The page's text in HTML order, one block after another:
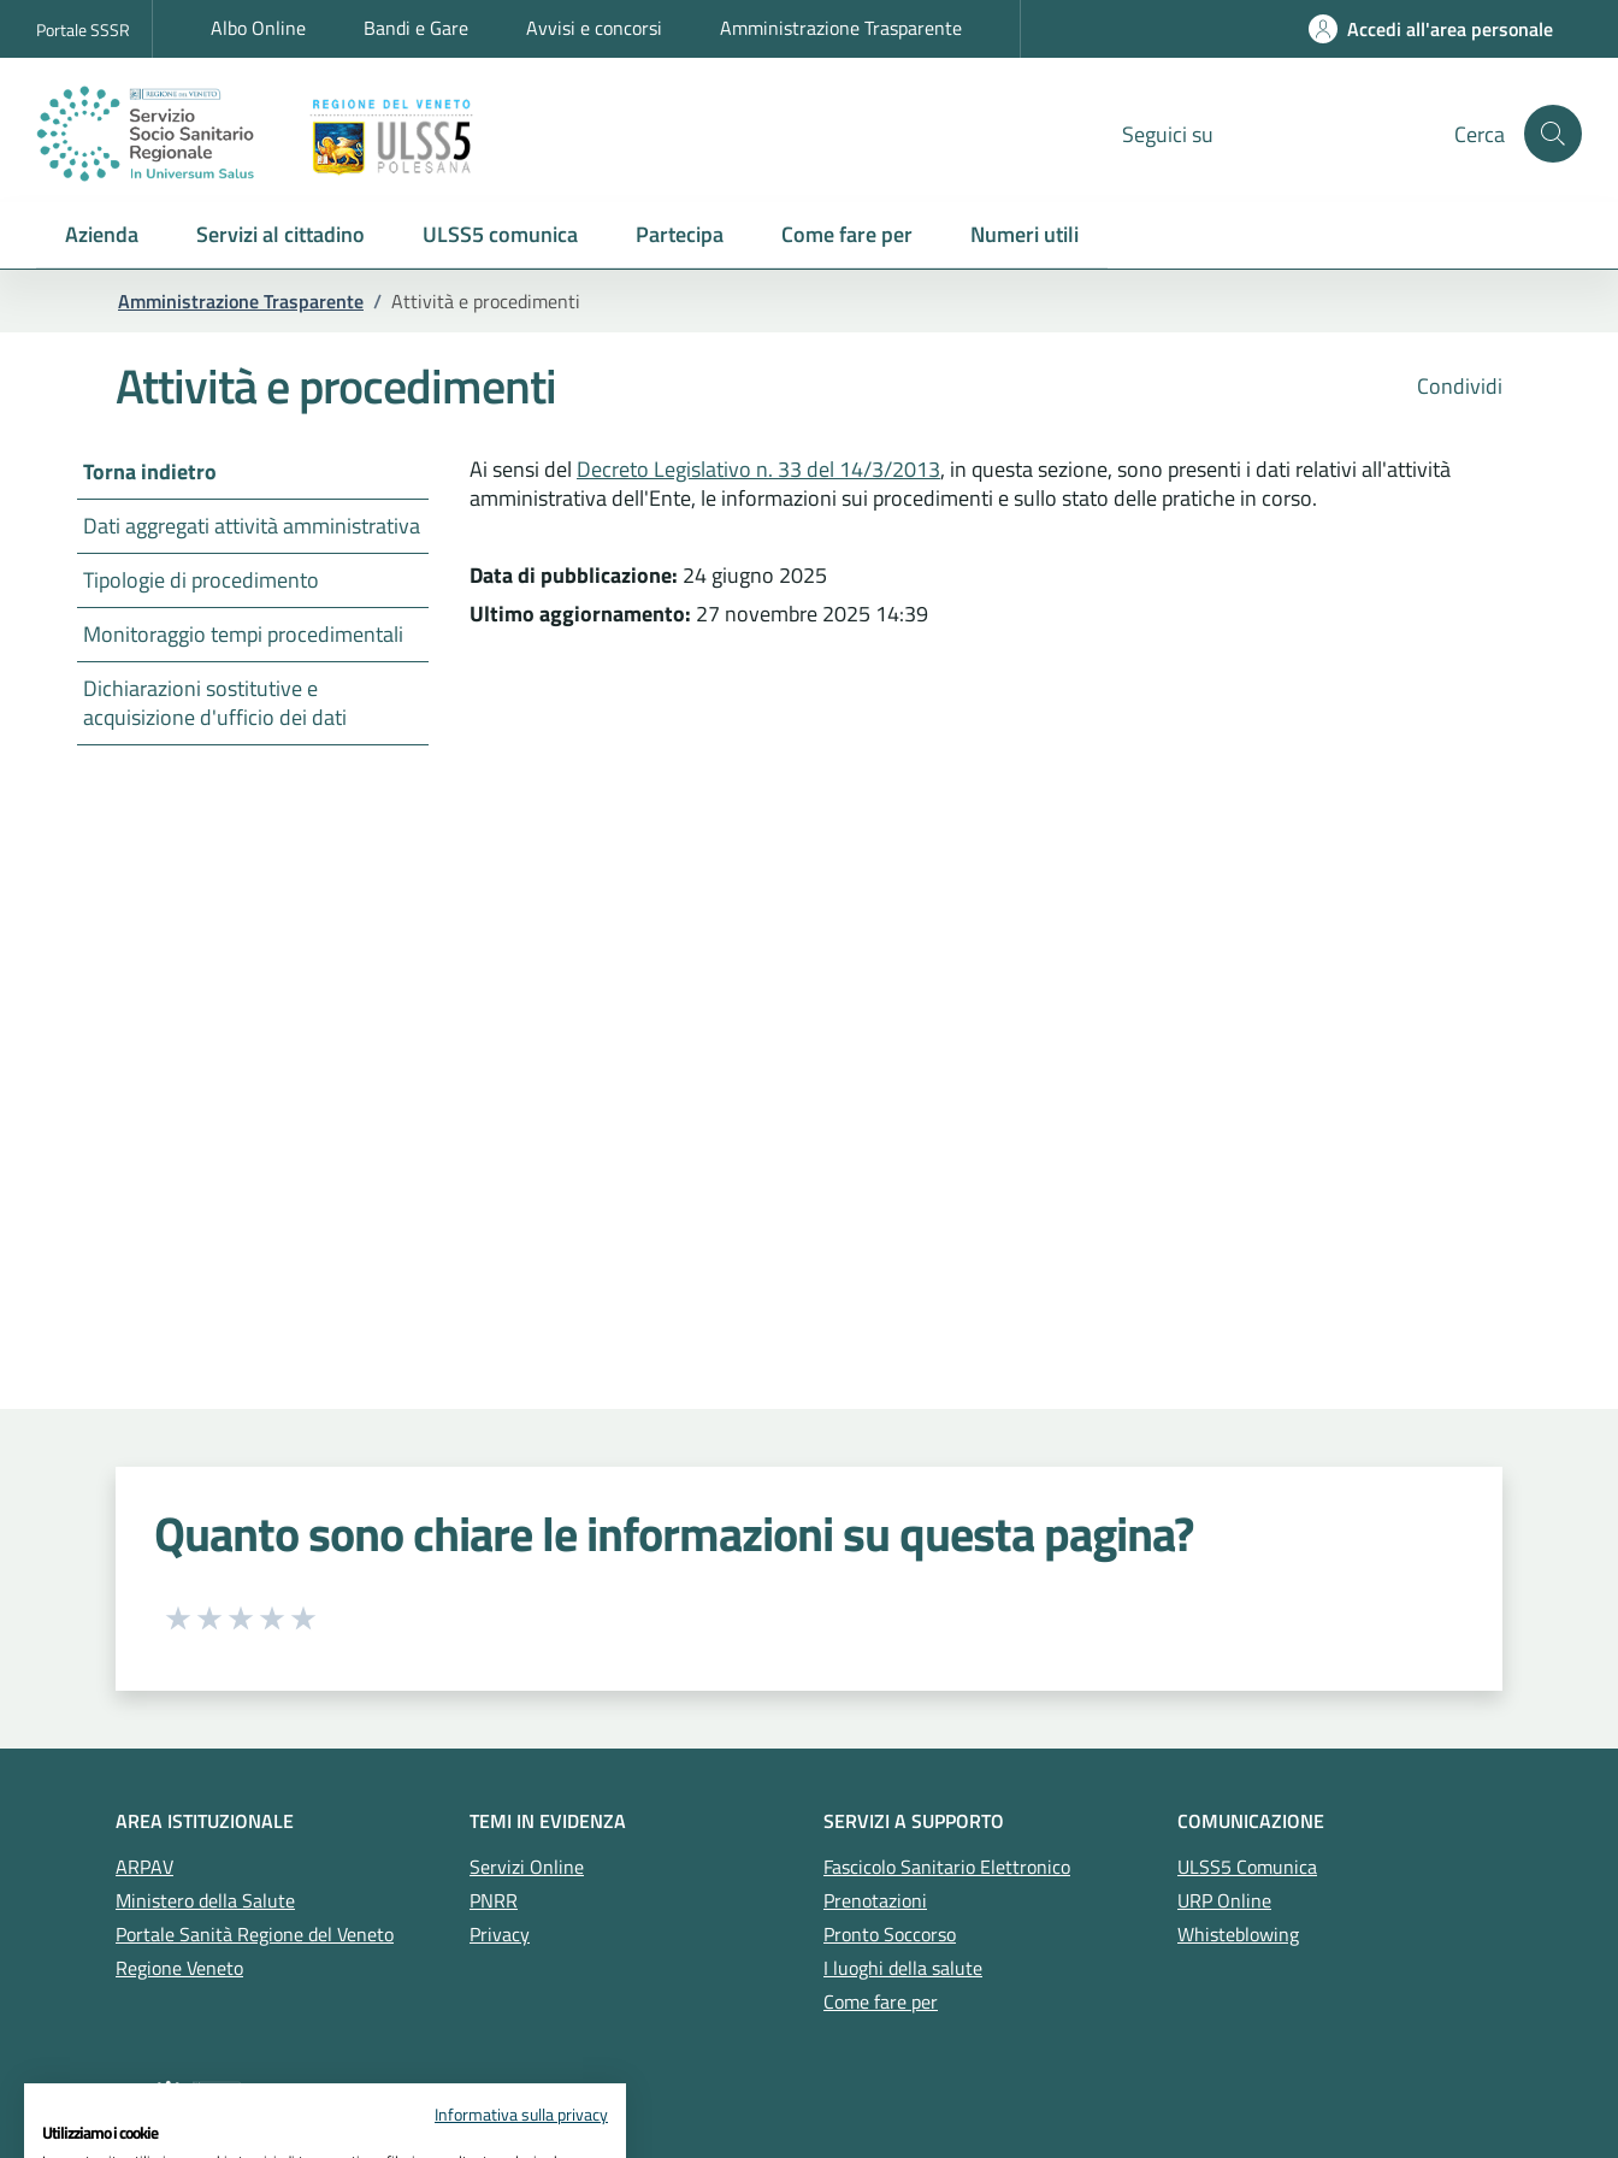
Portale SSSR Albo Online Bandi e Gare Avvisi e concorsi Amministrazione Trasparente Accedi all'area personale
Seguici su Cerca
Azienda Servizi al cittadino ULSS5 comunica Partecipa Come fare per Numeri utili
Amministrazione Trasparente / Attività e procedimenti
Condividi
Attività e procedimenti
Torna indietro
Dati aggregati attività amministrativa
Tipologie di procedimento
Monitoraggio tempi procedimentali
Dichiarazioni sostitutive e
acquisizione d'ufficio dei dati
Ai sensi del Decreto Legislativo n. 33 del 14/3/2013, in questa sezione, sono presenti i dati relativi all'attività
amministrativa dell'Ente, le informazioni sui procedimenti e sullo stato delle pratiche in corso.
Data di pubblicazione: 24 giugno 2025
Ultimo aggiornamento: 27 novembre 2025 14:39
Quanto sono chiare le informazioni su questa pagina?
Seleziona una valutazione da 1 a 5 stelle
AREA ISTITUZIONALE
ARPAV
Ministero della Salute
Portale Sanità Regione del Veneto
Regione Veneto
TEMI IN EVIDENZA
Servizi Online
PNRR
Privacy
SERVIZI A SUPPORTO
Fascicolo Sanitario Elettronico
Prenotazioni
Pronto Soccorso
I luoghi della salute
Come fare per
COMUNICAZIONE
ULSS5 Comunica
URP Online
Whisteblowing
Informativa sulla privacy
Utilizziamo i cookie